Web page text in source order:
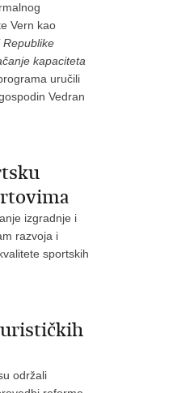
Vern kao
kapaciteta
uručili
Vedran
izgradnje i
razvoja i
sportskih
održali